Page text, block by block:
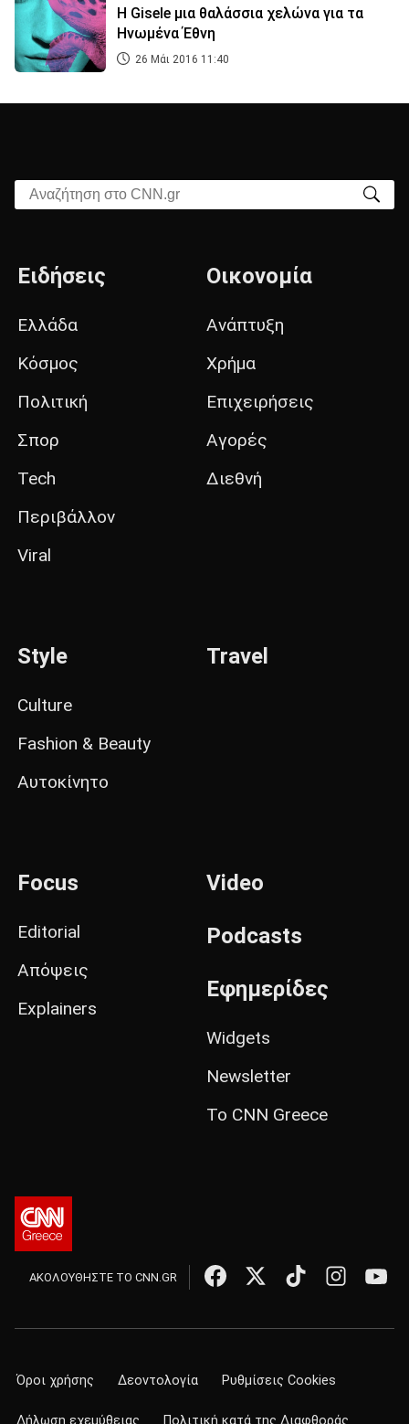
H Gisele μια θαλάσσια χελώνα για τα
Ηνωμένα Έθνη
26 Μάι 2016 11:40
Αναζήτηση στο CNN.gr
Ειδήσεις
Ελλάδα
Κόσμος
Πολιτική
Σπορ
Tech
Περιβάλλον
Viral
Οικονομία
Ανάπτυξη
Χρήμα
Επιχειρήσεις
Αγορές
Διεθνή
Style
Culture
Fashion & Beauty
Αυτοκίνητο
Travel
Focus
Editorial
Απόψεις
Explainers
Video
Podcasts
Εφημερίδες
Widgets
Newsletter
Το CNN Greece
ΑΚΟΛΟΥΘΗΣΤΕ ΤΟ CNN.GR
Όροι χρήσης Δεοντολογία Ρυθμίσεις Cookies
Δήλωση εχεμύθειας Πολιτική κατά της Διαφθοράς